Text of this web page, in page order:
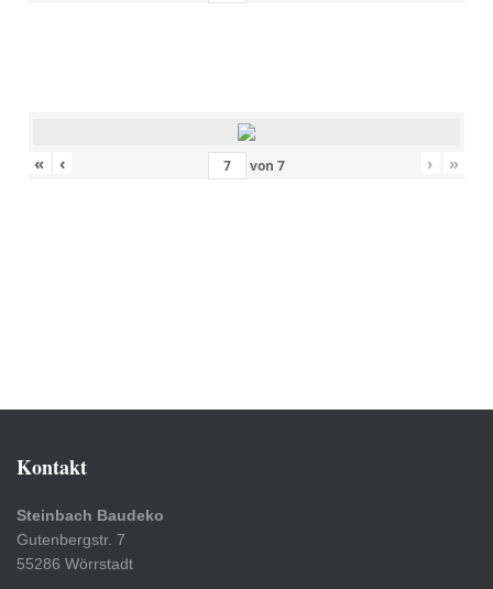
« ‹ von 7 › »
Kontakt
Steinbach Baudeko
Gutenbergstr. 7
55286 Wörrstadt